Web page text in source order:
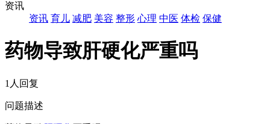
资讯
资讯 育儿 减肥 美容 整形 心理 中医 体检 保健
药物导致肝硬化严重吗
1人回复
问题描述